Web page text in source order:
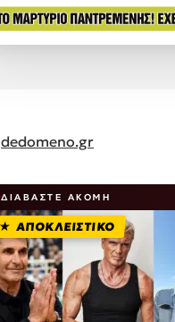
dedomeno.gr
ΔΙΑΒΆΣΤΕ ΑΚΌΜΗ
ΑΠΟΚΛΕΙΣΤΙΚΟ